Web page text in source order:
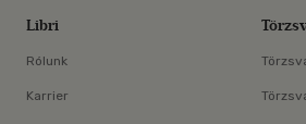
Libri
Rólunk
Karrier